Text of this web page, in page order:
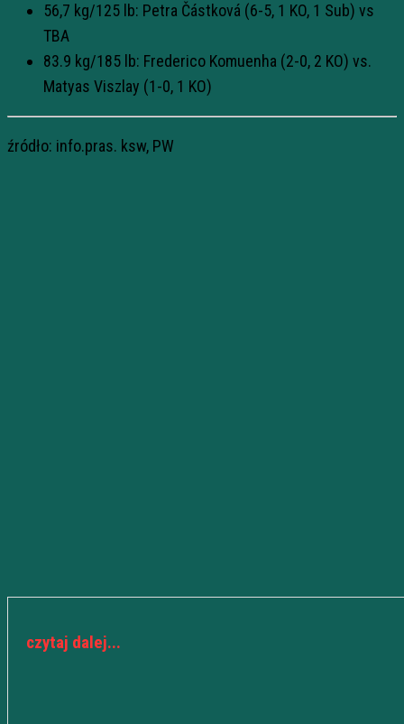
56,7 kg/125 lb: Petra Částková (6-5, 1 KO, 1 Sub) vs
TBA
83.9 kg/185 lb: Frederico Komuenha (2-0, 2 KO) vs.
Matyas Viszlay (1-0, 1 KO)
źródło: info.pras. ksw, PW
czytaj dalej...